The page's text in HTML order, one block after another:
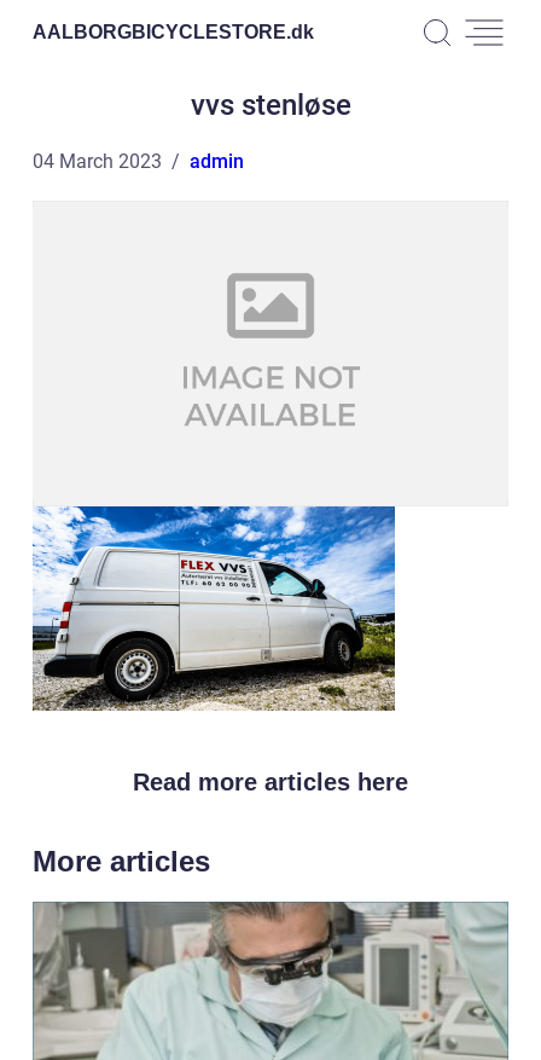
AALBORGBICYCLESTORE.dk
vvs stenløse
04 March 2023 admin
Read more articles here
More articles